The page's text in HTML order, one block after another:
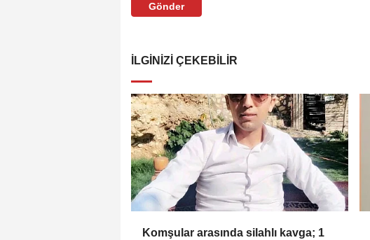
Gönder
İLGINIZI ÇEKEBILIR
Komşular arasında silahlı kavga; 1